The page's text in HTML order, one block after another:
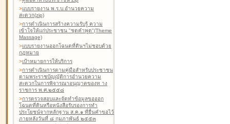
>แบบรายงาน พ.ร.บ.อำนวยความ
สะดวก(zip)
>การดำเนินการสร้างความรับรู้ ความ
เข้าใจให้แก่ประชาชน "ชุดคำพูด"(Theme
Massage)
>แบบรายงานออกโฉนดที่ดินฯไม่ชอบด้วย
กฎหมาย
>เป้าหมายการให้บริการ
>การดำเนินการตามคู่มือสำหรับประชาชน
ตามพระราชบัญญัติการอำนวยความ
สะดวกในการพิจารณาอนุญาตของท าง
ราชการ พ.ศ.๒๕๕๘
>การตรวจสอบและจัดทำข้อมูลขอออก
โฉนดที่ดินหรือหนังสือรับรองการทำ
ประโยชน์จากหลักฐาน ส.ค.๑ ที่ยื่นคำขอไว้
ภายหลังวันที่ ๘ กุมภาพันธ์ ๒๕๕๓